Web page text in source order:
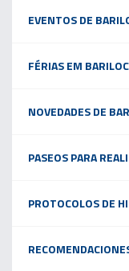
EVENTOS DE
FÉRIAS EM
NOVEDADES DE
PASEOS PARA
PROTOCOLOS DE